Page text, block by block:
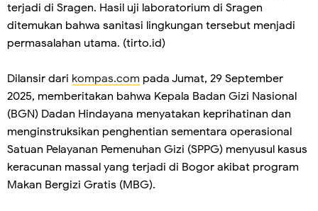
terjadi di Sragen. Hasil uji laboratorium di Sragen
ditemukan bahwa sanitasi lingkungan tersebut menjadi
permasalahan utama. (tirto.id)
Dilansir dari kompas.com pada Jumat, 29 September
2025, memberitakan bahwa Kepala Badan Gizi Nasional
(BGN) Dadan Hindayana menyatakan keprihatinan dan
menginstruksikan penghentian sementara operasional
Satuan Pelayanan Pemenuhan Gizi (SPPG) menyusul kasus
keracunan massal yang terjadi di Bogor akibat program
Makan Bergizi Gratis (MBG).